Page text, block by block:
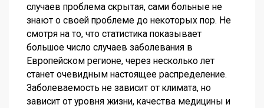
случаев проблема скрытая, сами больные не
знают о своей проблеме до некоторых пор. Не
смотря на то, что статистика показывает
большое число случаев заболевания в
Европейском регионе, через несколько лет
станет очевидным настоящее распределение.
Заболеваемость не зависит от климата, но
зависит от уровня жизни, качества медицины и